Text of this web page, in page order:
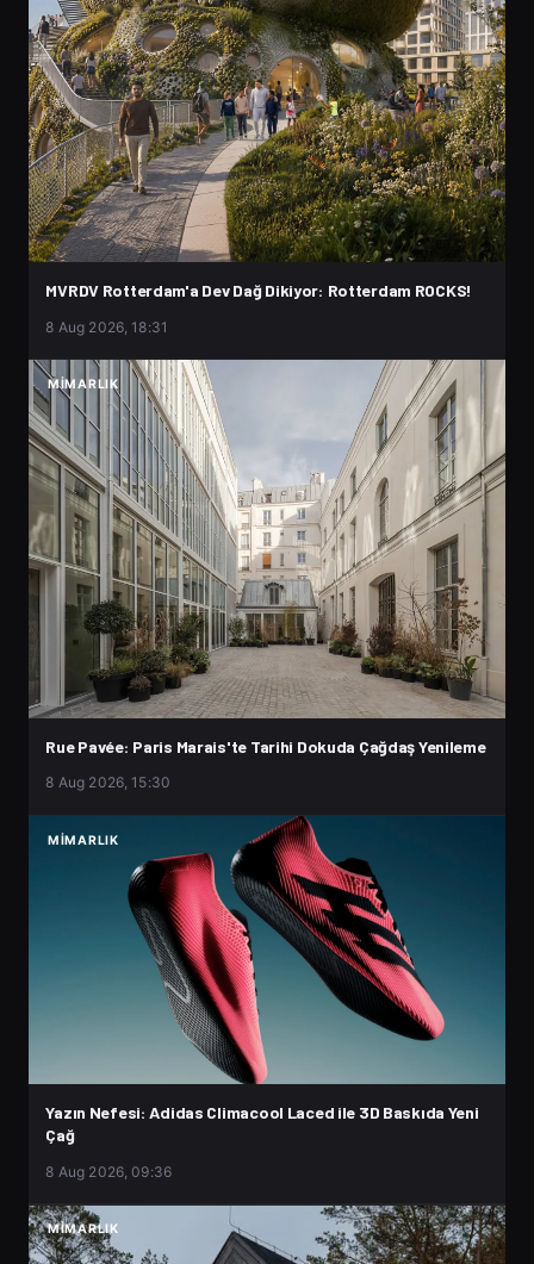
MVRDV Rotterdam'a Dev Dağ Dikiyor: Rotterdam ROCKS!
8 Aug 2026, 18:31
MIMARLIK
Rue Pavée: Paris Marais'te Tarihi Dokuda Çağdaş Yenileme
8 Aug 2026, 15:30
MIMARLIK
Yazın Nefesi: Adidas Climacool Laced ile 3D Baskıda Yeni
Çağ
8 Aug 2026, 09:36
MIMARLIK